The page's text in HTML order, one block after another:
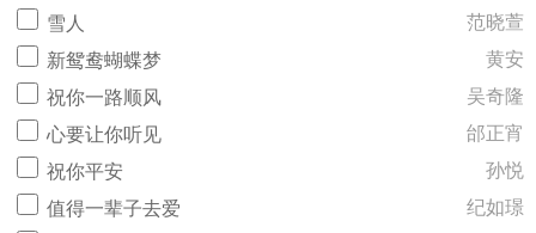
雪人
范晓萱
新鸳鸯蝴蝶梦
黄安
祝你一路顺风
吴奇隆
心要让你听见
邰正宵
祝你平安
孙悦
值得一辈子去爱
纪如璟